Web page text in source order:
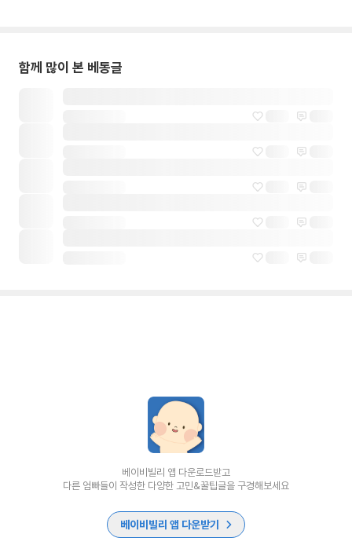
함께 많이 본 베동글
베이비빌리 앱 다운로드받고
다른 엄빠들이 작성한 다양한 고민&꿀팁글을 구경해보세요
베이비빌리 앱 다운받기